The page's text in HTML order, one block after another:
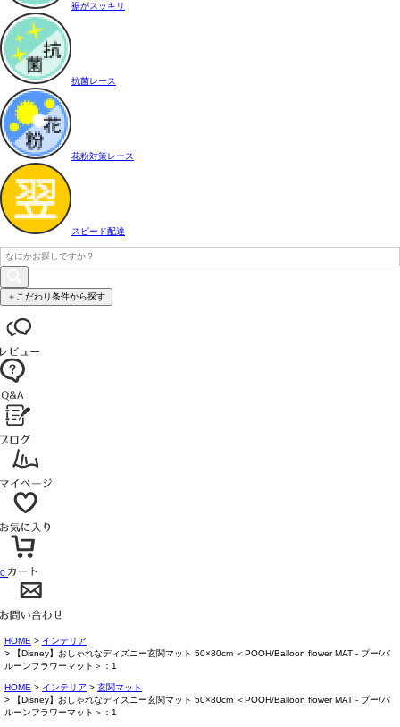
裾がスッキリ
抗菌レース
花粉対策レース
スピード配達
＋こだわり条件から探す
0
HOME
インテリア
【Disney】おしゃれなディズニー玄関マット 50×80cm ＜POOH/Balloon flower MAT - プー/バ
ルーンフラワーマット＞：1
HOME インテリア
玄関マット
【Disney】おしゃれなディズニー玄関マット 50×80cm ＜POOH/Balloon flower MAT - プー/バ
ルーンフラワーマット＞：1